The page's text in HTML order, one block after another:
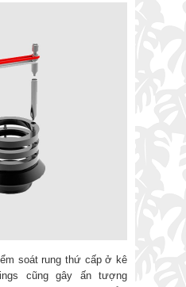
soát rung thứ cấp ở kê
cũng gây ấn tượng